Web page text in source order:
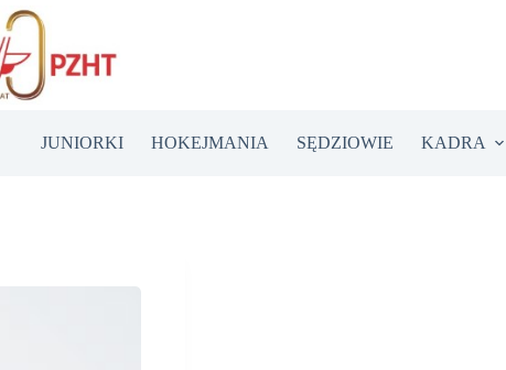
JUNIORKI HOKEJMANIA SĘDZIOWIE KADRA